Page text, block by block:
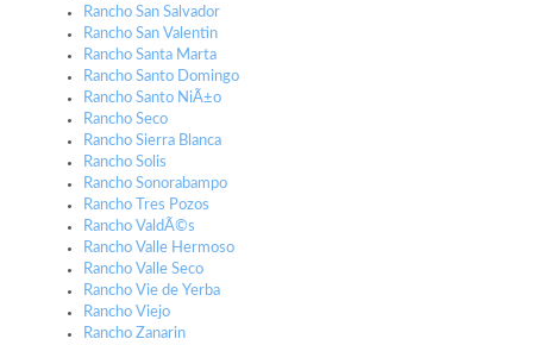
Rancho San Salvador
Rancho San Valentin
Rancho Santa Marta
Rancho Santo Domingo
Rancho Santo NiÃ±o
Rancho Seco
Rancho Sierra Blanca
Rancho Solis
Rancho Sonorabampo
Rancho Tres Pozos
Rancho ValdÃ©s
Rancho Valle Hermoso
Rancho Valle Seco
Rancho Vie de Yerba
Rancho Viejo
Rancho Zanarin